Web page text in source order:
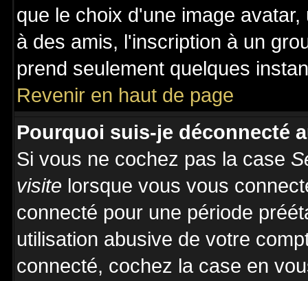
que le choix d'une image
à des amis, l'inscription à un
prend seulement quelques
Revenir en haut de page
Pourquoi suis-je déconnecté
Si vous ne cochez pas la case
visite lorsque vous vous
connecté pour une période
utilisation abusive de votre
connecté, cochez la case en